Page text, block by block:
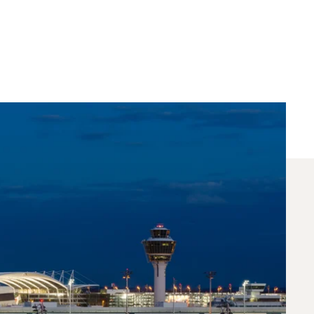
Nice Et Munich ?
vols entre Munich et Nice. Un conseiller dédié